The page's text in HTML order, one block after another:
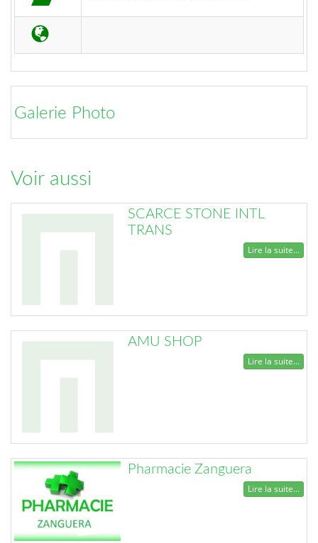
Galerie Photo
Voir aussi
SCARCE STONE INTL
TRANS
Lire la suite...
AMU SHOP
Lire la suite...
Pharmacie Zanguera
Lire la suite...